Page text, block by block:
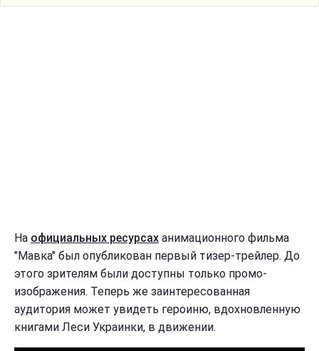
На официальных ресурсах анимационного фильма
"Мавка" был опубликован первый тизер-трейлер. До
этого зрителям были доступны только промо-
изображения. Теперь же заинтересованная
аудитория может увидеть героиню, вдохновленную
книгами Леси Украинки, в движении.